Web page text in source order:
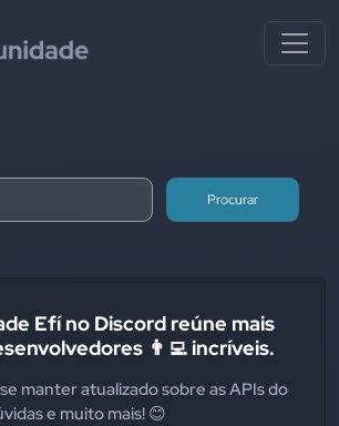
Procurar
Efí no Discord reúne mais
👨‍💻 incríveis.
manter atualizado sobre as APIs do
e muito mais! 😊